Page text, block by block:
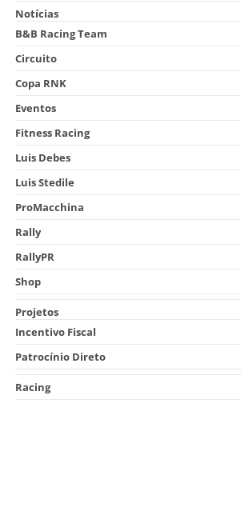
Notícias
B&B Racing Team
Circuito
Copa RNK
Eventos
Fitness Racing
Luis Debes
Luis Stedile
ProMacchina
Rally
RallyPR
Shop
Projetos
Incentivo Fiscal
Patrocínio Direto
Racing